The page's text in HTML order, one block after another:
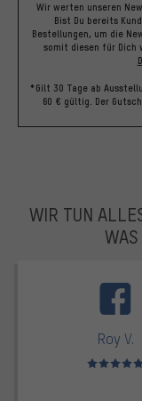
Wir werten unseren
Bist Du bereits
Bestellungen, um die
somit diesen für Dich
*Gilt 30 Tage ab
60 € gültig. Der
WIR TUN
Roy V.